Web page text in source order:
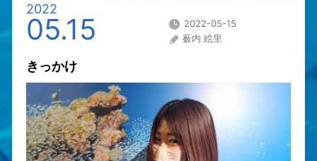
2022
05.15
2022-05-15
薮内 絵里
きっかけ